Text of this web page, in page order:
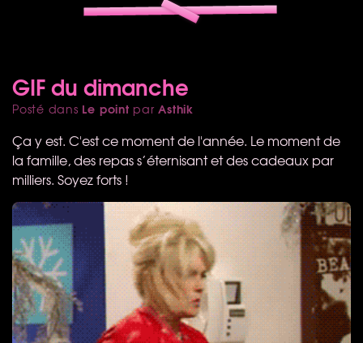
GIF du dimanche
Posté dans Le point parAsthik
Ça y est. C'est ce moment de l'année. Le moment de
la famille, des repas s’éternisant et des cadeaux par
milliers. Soyez forts !